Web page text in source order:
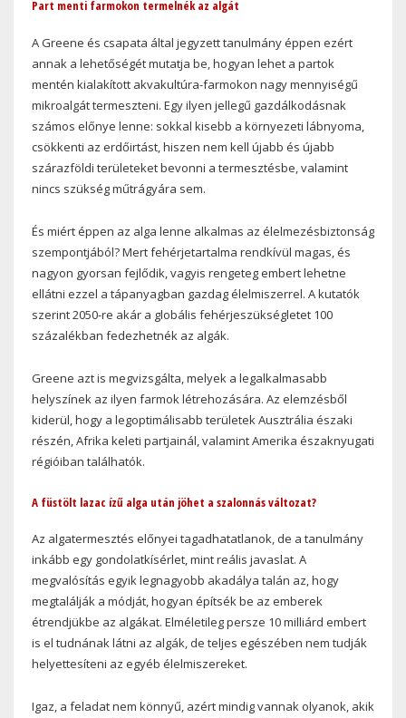
Part menti farmokon termelnék az algát
A Greene és csapata által jegyzett tanulmány éppen ezért
annak a lehetőségét mutatja be, hogyan lehet a partok
mentén kialakított akvakultúra-farmokon nagy mennyiségű
mikroalgát termeszteni. Egy ilyen jellegű gazdálkodásnak
számos előnye lenne: sokkal kisebb a környezeti lábnyoma,
csökkenti az erdőirtást, hiszen nem kell újabb és újabb
szárazföldi területeket bevonni a termesztésbe, valamint
nincs szükség műtrágyára sem.
És miért éppen az alga lenne alkalmas az élelmezésbiztonság
szempontjából? Mert fehérjetartalma rendkívül magas, és
nagyon gyorsan fejlődik, vagyis rengeteg embert lehetne
ellátni ezzel a tápanyagban gazdag élelmiszerrel. A kutatók
szerint 2050-re akár a globális fehérjeszükségletet 100
százalékban fedezhetnék az algák.
Greene azt is megvizsgálta, melyek a legalkalmasabb
helyszínek az ilyen farmok létrehozására. Az elemzésből
kiderül, hogy a legoptimálisabb területek Ausztrália északi
részén, Afrika keleti partjainál, valamint Amerika északnyugati
régióiban találhatók.
A füstölt lazac ízű alga után jöhet a szalonnás változat?
Az algatermesztés előnyei tagadhatatlanok, de a tanulmány
inkább egy gondolatkísérlet, mint reális javaslat. A
megvalósítás egyik legnagyobb akadálya talán az, hogy
megtalálják a módját, hogyan építsék be az emberek
étrendjükbe az algákat. Elméletileg persze 10 milliárd embert
is el tudnának látni az algák, de teljes egészében nem tudják
helyettesíteni az egyéb élelmiszereket.
Igaz, a feladat nem könnyű, azért mindig vannak olyanok, akik